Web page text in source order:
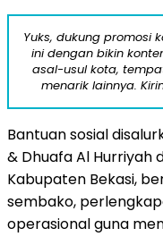
Yuks, dukung promosi
ini dengan bikin
asal-usul kota,
menarik lainnya.
Bantuan sosial
& Dhuafa Al Hurriyah
Kabupaten Bekasi,
sembako,
operasional guna